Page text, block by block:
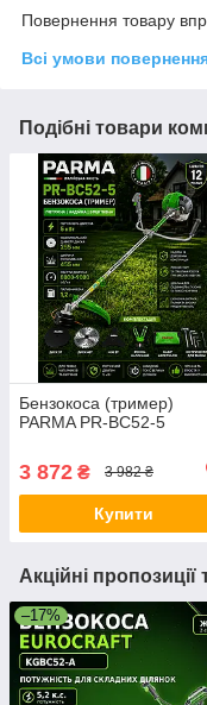
Повернення товару
Всі умови
Подібні товари
Бензокоса (тример)
PARMA PR-BC52-5
3 872 ₴ 3 982 ₴
Купити
Акційні
–17%